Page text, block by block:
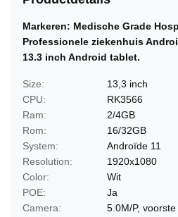
Markeren: Medische Grade
Professionele ziekenhuis
13.3 inch Android tablet.
Size:
13,3 inch
CPU:
RK3566
Ram:
2/4GB
Rom:
16/32GB
System:
Androïde 11
Resolution:
1920x1080
Color:
Wit
POE:
Ja
Camera:
5.0M/P,